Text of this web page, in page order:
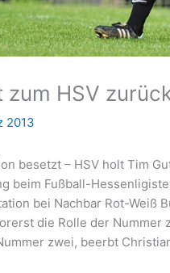
HSV
2013
besetzt – HSV holt Tim
beim Fußball-
bei Nachbar Rot-Weiß
die Rolle der
zwei, beerbt